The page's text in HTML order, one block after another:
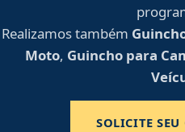
Realizamos também
Moto, Guincho para
SOLICITE